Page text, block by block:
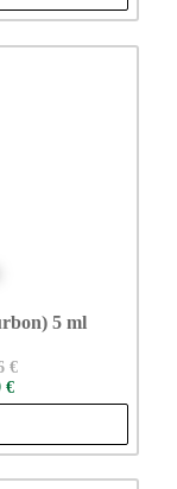
5 ml
€
€